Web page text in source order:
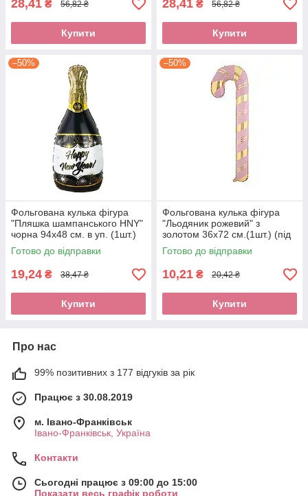
28,41 ₴ 56,82 ₴
Купити
28,41 ₴ 56,82 ₴
Купити
–50%
Фольгована кулька фігура
"Пляшка шампанського HNY"
чорна 94х48 см. в уп. (1шт.)
Готово до відправки
19,24 ₴ 38,47 ₴
Купити
–50%
Фольгована кулька фігура
"Льодяник рожевий" з
золотом 36х72 см.(1шт.) (під
повітря)
Готово до відправки
10,21 ₴ 20,42 ₴
Купити
Про нас
99% позитивних з 177 відгуків за рік
Працює з 30.08.2019
м. Івано-Франківськ
Івано-Франківськ, Україна
Контакти
Сьогодні працює з 09:00 до 15:00
Показати весь графік роботи